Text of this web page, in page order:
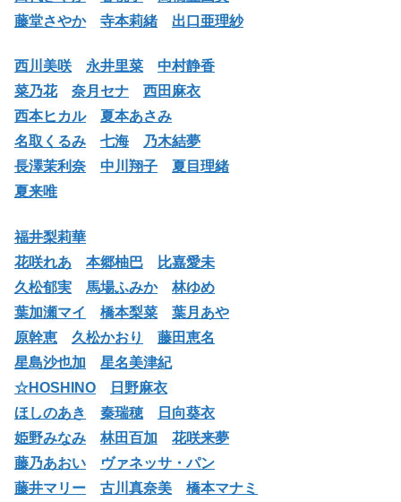
藤堂さやか
寺本莉緒 出口亜理紗
西川美咲 永井里菜
中村静香
菜乃花
奈月セナ
西田麻衣
西本ヒカル
夏本あさみ
名取くるみ
七海
乃木結夢
長澤茉利奈
中川翔子
夏目理緒
夏来唯
福井梨莉華
花咲れあ
本郷柚巴
比嘉愛未
久松郁実
馬場ふみか
林ゆめ
葉加瀬マイ
橋本梨菜
葉月あや
原幹恵
久松かおり
藤田恵名
星島沙也加
星名美津紀
☆HOSHINO
日野麻衣
ほしのあき
秦瑞穂
日向葵衣
姫野みなみ
林田百加
花咲来夢
藤乃あおい
ヴァネッサ・パン
藤井マリー
古川真奈美
橋本マナミ